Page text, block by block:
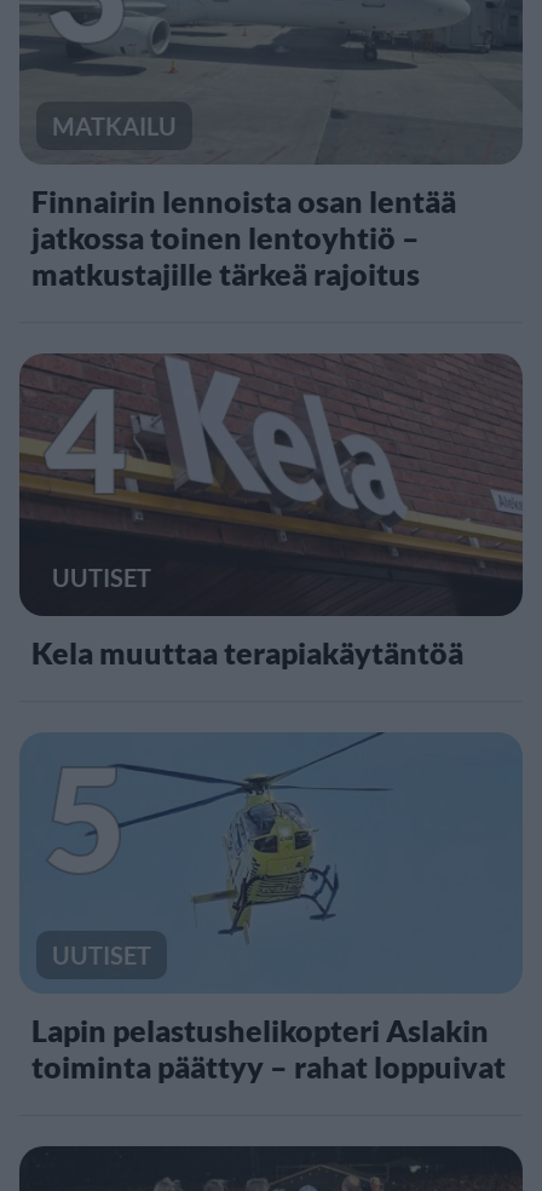
MATKAILU
Finnairin lennoista osan lentää
jatkossa toinen lentoyhtiö –
matkustajille tärkeä rajoitus
4
UUTISET
Kela muuttaa terapiakäytäntöä
5
UUTISET
Lapin pelastushelikopteri Aslakin
toiminta päättyy – rahat loppuivat